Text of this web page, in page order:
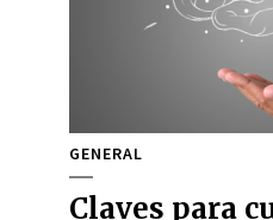
GENERAL
Claves para